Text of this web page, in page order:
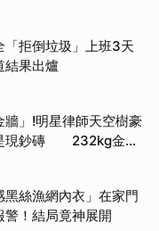
「拒倒垃圾」上班3天
果出爐
」!明星律師天空樹豪
現鈔磚 232kg金山
絲漁網內衣」在家門
！結局竟神展開